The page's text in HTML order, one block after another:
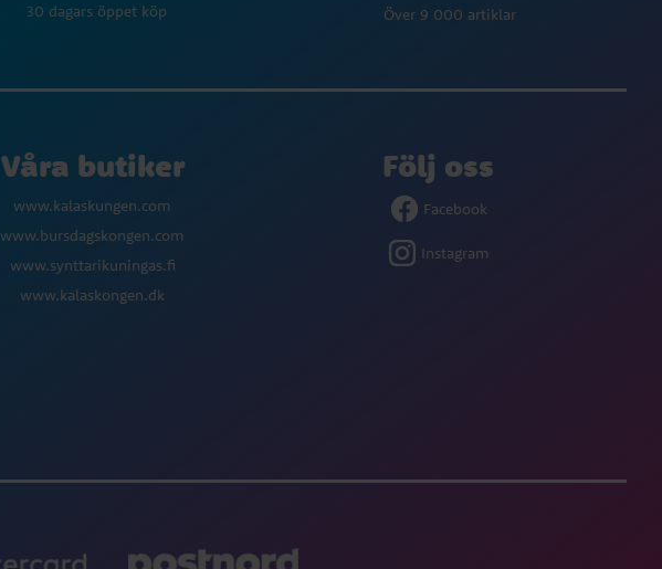
30 dagars öppet köp Över 9 000 artiklar
Våra butiker
www.kalaskungen.com
www.bursdagskongen.com
www.synttarikuningas.fi
www.kalaskongen.dk
Följ oss
Facebook
Instagram